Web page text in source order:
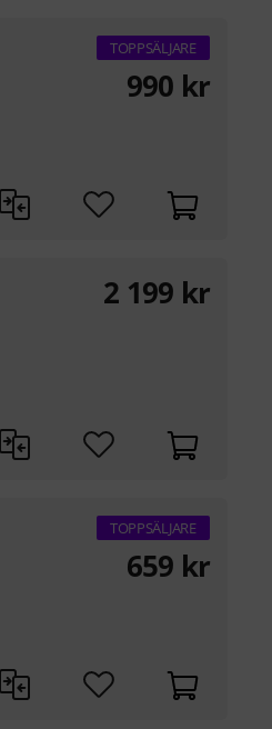
TOPPSÄLJARE
990 kr
2 199 kr
TOPPSÄLJARE
659 kr